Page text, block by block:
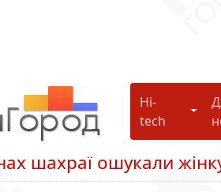
Hi-
tech
Hi-
шахраї ошукали